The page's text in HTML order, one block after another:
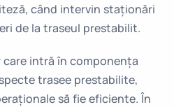
când intervin staționări
de la traseul prestabilit.
intră în componența
trasee prestabilite,
să fie eficiente. În